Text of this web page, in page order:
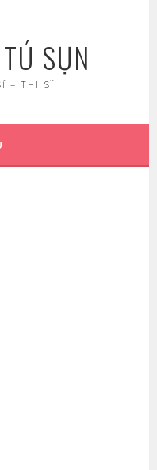
SỤN
– THI SĨ